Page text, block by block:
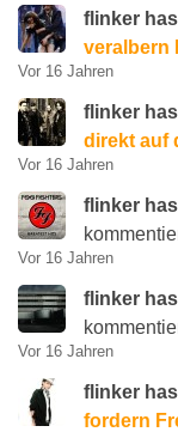
flinker
veralbern
Vor 16 Jahren
flinker
direkt auf
Vor 16 Jahren
flinker
Vor 16 Jahren
flinker
Vor 16 Jahren
flinker
fordern